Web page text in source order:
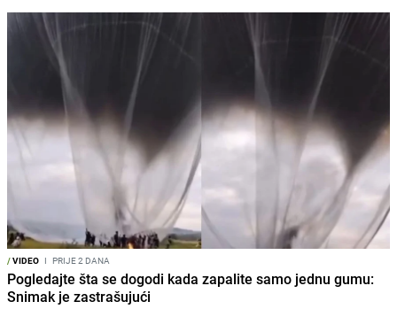
/VIDEO I PRIJE 2 DANA
Pogledajte šta se dogodi kada zapalite samo jednu gumu:
Snimak je zastrašujući